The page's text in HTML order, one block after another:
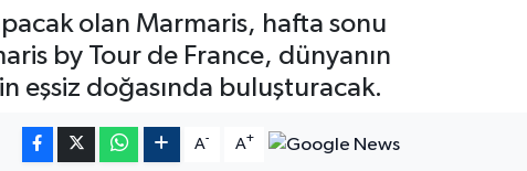
olan Marmaris, hafta sonu
by Tour de France, dünyanın
eşsiz doğasında buluşturacak.
A- A+